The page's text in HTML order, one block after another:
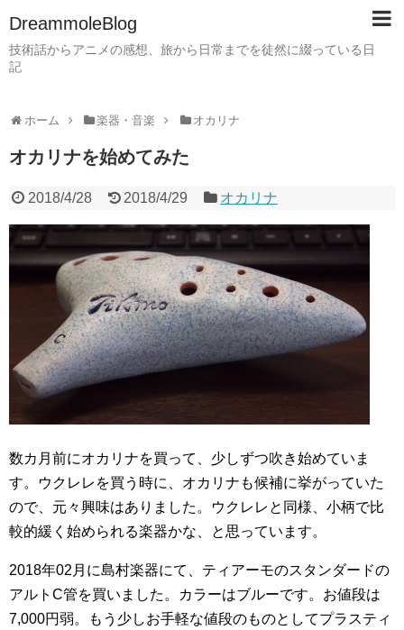
DreammoleBlog
技術話からアニメの感想、旅から日常までを徒然に綴っている日
記
ホーム 楽器・音楽 オカリナ
オカリナを始めてみた
2018/4/28 2018/4/29 オカリナ
数カ月前にオカリナを買って、少しずつ吹き始めていま
す。ウクレレを買う時に、オカリナも候補に挙がっていた
ので、元々興味はありました。ウクレレと同様、小柄で比
較的緩く始められる楽器かな、と思っています。
2018年02月に島村楽器にて、ティアーモのスタンダードの
アルトC管を買いました。カラーはブルーです。お値段は
7,000円弱。もう少しお手軽な値段のものとしてプラスティ